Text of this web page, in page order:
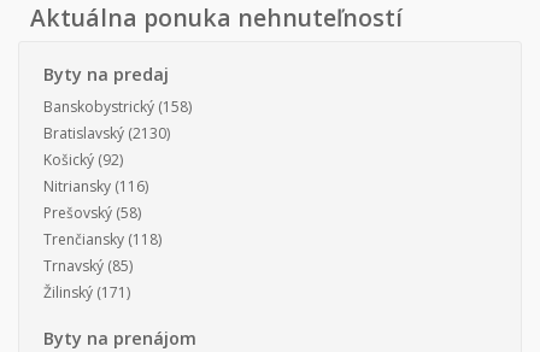
Aktuálna ponuka nehnuteľností
Byty na predaj
Banskobystrický (158)
Bratislavský (2130)
Košický (92)
Nitriansky (116)
Prešovský (58)
Trenčiansky (118)
Trnavský (85)
Žilinský (171)
Byty na prenájom